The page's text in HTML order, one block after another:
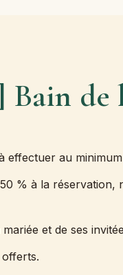
Bain
effectuer au
% à la
et de ses